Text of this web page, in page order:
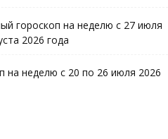
гороскоп на неделю с 27 июля
2026 года
на неделю с 20 по 26 июля 2026